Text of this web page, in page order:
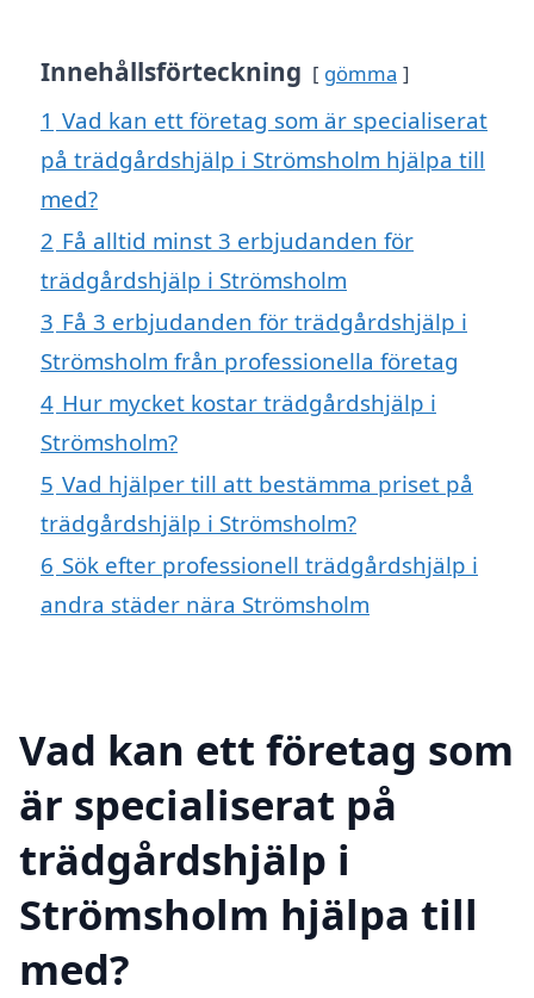
Innehållsförteckning gömma
1 Vad kan ett företag som är specialiserat
på trädgårdshjälp i Strömsholm hjälpa till
med?
2 Få alltid minst 3 erbjudanden för
trädgårdshjälp i Strömsholm
3 Få 3 erbjudanden för trädgårdshjälp i
Strömsholm från professionella företag
4 Hur mycket kostar trädgårdshjälp i
Strömsholm?
5 Vad hjälper till att bestämma priset på
trädgårdshjälp i Strömsholm?
6 Sök efter professionell trädgårdshjälp i
andra städer nära Strömsholm
Vad kan ett företag som
är specialiserat på
trädgårdshjälp i
Strömsholm hjälpa till
med?